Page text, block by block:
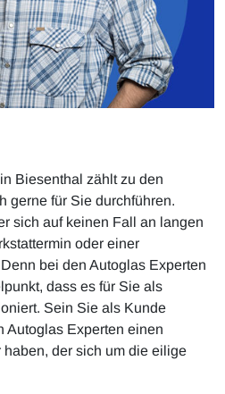
Biesenthal zählt zu den
gerne für Sie durchführen.
sich auf keinen Fall an langen
oder einer
bei den Autoglas Experten
dass es für Sie als
Sein Sie als Kunde
Autoglas Experten einen
der sich um die eilige